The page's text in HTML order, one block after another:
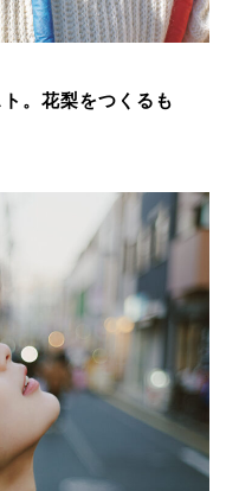
。花梨をつくるも